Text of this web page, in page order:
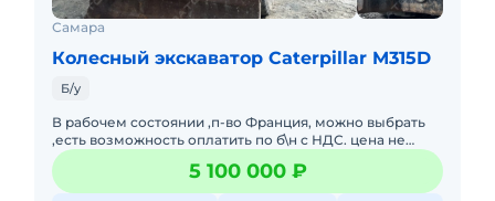
Самара
Колесный экскаватор Caterpillar M315D
Б/у
В рабочем состоянии ,п-во Франция, можно выбрать
,есть возможность оплатить по б\н с НДС. цена не
меняется Осмотр до 16-00ч по будням в п
Суходол.Самарская обл.5 100 000 ₽